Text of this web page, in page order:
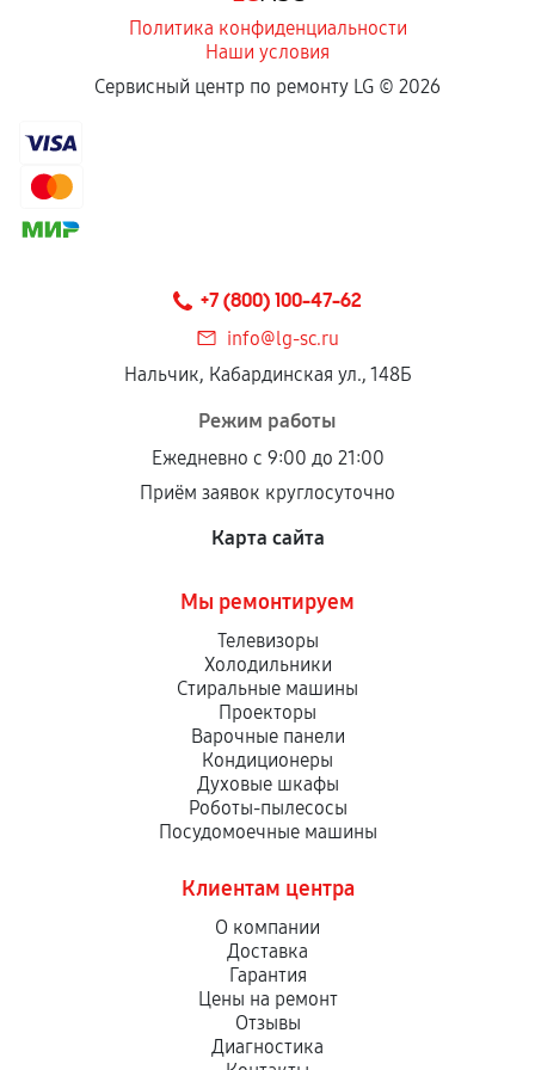
Политика конфиденциальности
Наши условия
Сервисный центр по ремонту LG © 2026
+7 (800) 100-47-62
info@lg-sc.ru
Нальчик, Кабардинская ул., 148Б
Режим работы
Ежедневно с 9:00 до 21:00
Приём заявок круглосуточно
Карта сайта
Мы ремонтируем
Телевизоры
Холодильники
Стиральные машины
Проекторы
Варочные панели
Кондиционеры
Духовые шкафы
Роботы-пылесосы
Посудомоечные машины
Клиентам центра
О компании
Доставка
Гарантия
Цены на ремонт
Отзывы
Диагностика